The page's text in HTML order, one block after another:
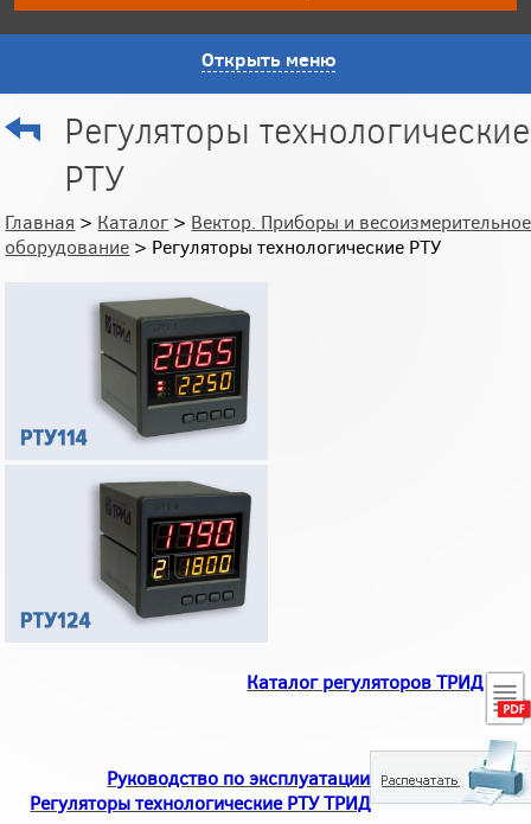
Открыть меню
Регуляторы технологические
РТУ
Главная > Каталог > Вектор. Приборы и весоизмерительное
оборудование > Регуляторы технологические РТУ
Каталог регуляторов ТРИД
Руководство по эксплуатации
Регуляторы технологические РТУ ТРИД